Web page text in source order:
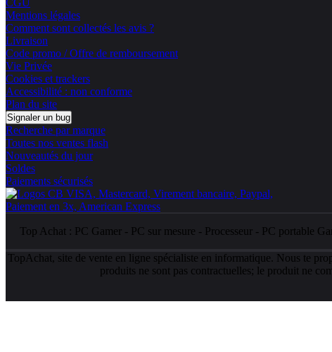
CGU
Mentions légales
Comment sont collectés les avis ?
Livraison
Code promo / Offre de remboursement
Vie Privée
Cookies et trackers
Accessibilité : non conforme
Plan du site
Signaler un bug
Recherche par marque
Toutes nos ventes flash
Nouveautés du jour
Soldes
Paiements sécurisés
Top Achat : PC Gamer - PC sur mesure - Processeur - PC portable
TopAchat, site de vente en ligne spécialiste en informatique. Nous te
produits ne sont pas contractuelles; le produit ne